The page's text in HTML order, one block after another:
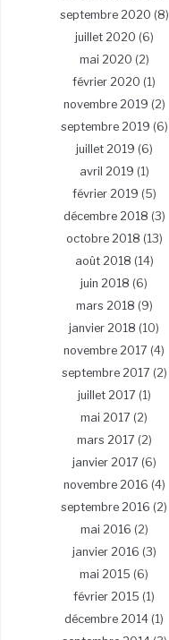
septembre 2020 (8)
juillet 2020 (6)
mai 2020 (2)
février 2020 (1)
novembre 2019 (2)
septembre 2019 (6)
juillet 2019 (6)
avril 2019 (1)
février 2019 (5)
décembre 2018 (3)
octobre 2018 (13)
août 2018 (14)
juin 2018 (6)
mars 2018 (9)
janvier 2018 (10)
novembre 2017 (4)
septembre 2017 (2)
juillet 2017 (1)
mai 2017 (2)
mars 2017 (2)
janvier 2017 (6)
novembre 2016 (4)
septembre 2016 (2)
mai 2016 (2)
janvier 2016 (3)
mai 2015 (6)
février 2015 (1)
décembre 2014 (1)